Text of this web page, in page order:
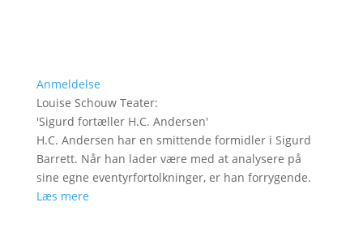
Anmeldelse
Louise Schouw Teater:
'Sigurd fortæller H.C. Andersen'
H.C. Andersen har en smittende formidler i Sigurd
Barrett. Når han lader være med at analysere på
sine egne eventyrfortolkninger, er han forrygende.
Læs mere